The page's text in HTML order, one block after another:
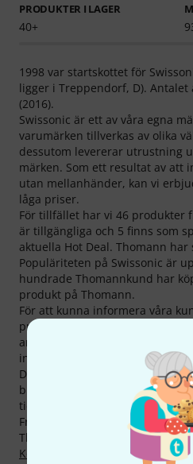
PRODUKTER I LAGER
40+
1998 var startskottet för
ligger i Treppendorf, D).
(2016).
Swissonic är ett av våra egna
varumärken tillverkas av olika
dessutom levererar utrustning
märken. Som ett resultat av att
utan mellanhänder, kan vi
låga priser.
För tillfället har vi 46 produkter
är tillgängliga och 5 finns som
aktuella Hot Deal. Thomann har
Populäriteten på Swissonic är
hundrade Thomannkund har
produkt på Thomann.
För att kunna informera våra
produkterna från Swissonic
artiklar, recensioner,
intressant information,
Däribland hittar du 554
bilder, 2555 kundrecensioner
tidningar (i olika språk).
Från totalt 46 produkter är 24
Thomann, bland annat i
Konverterare/Förstärkare